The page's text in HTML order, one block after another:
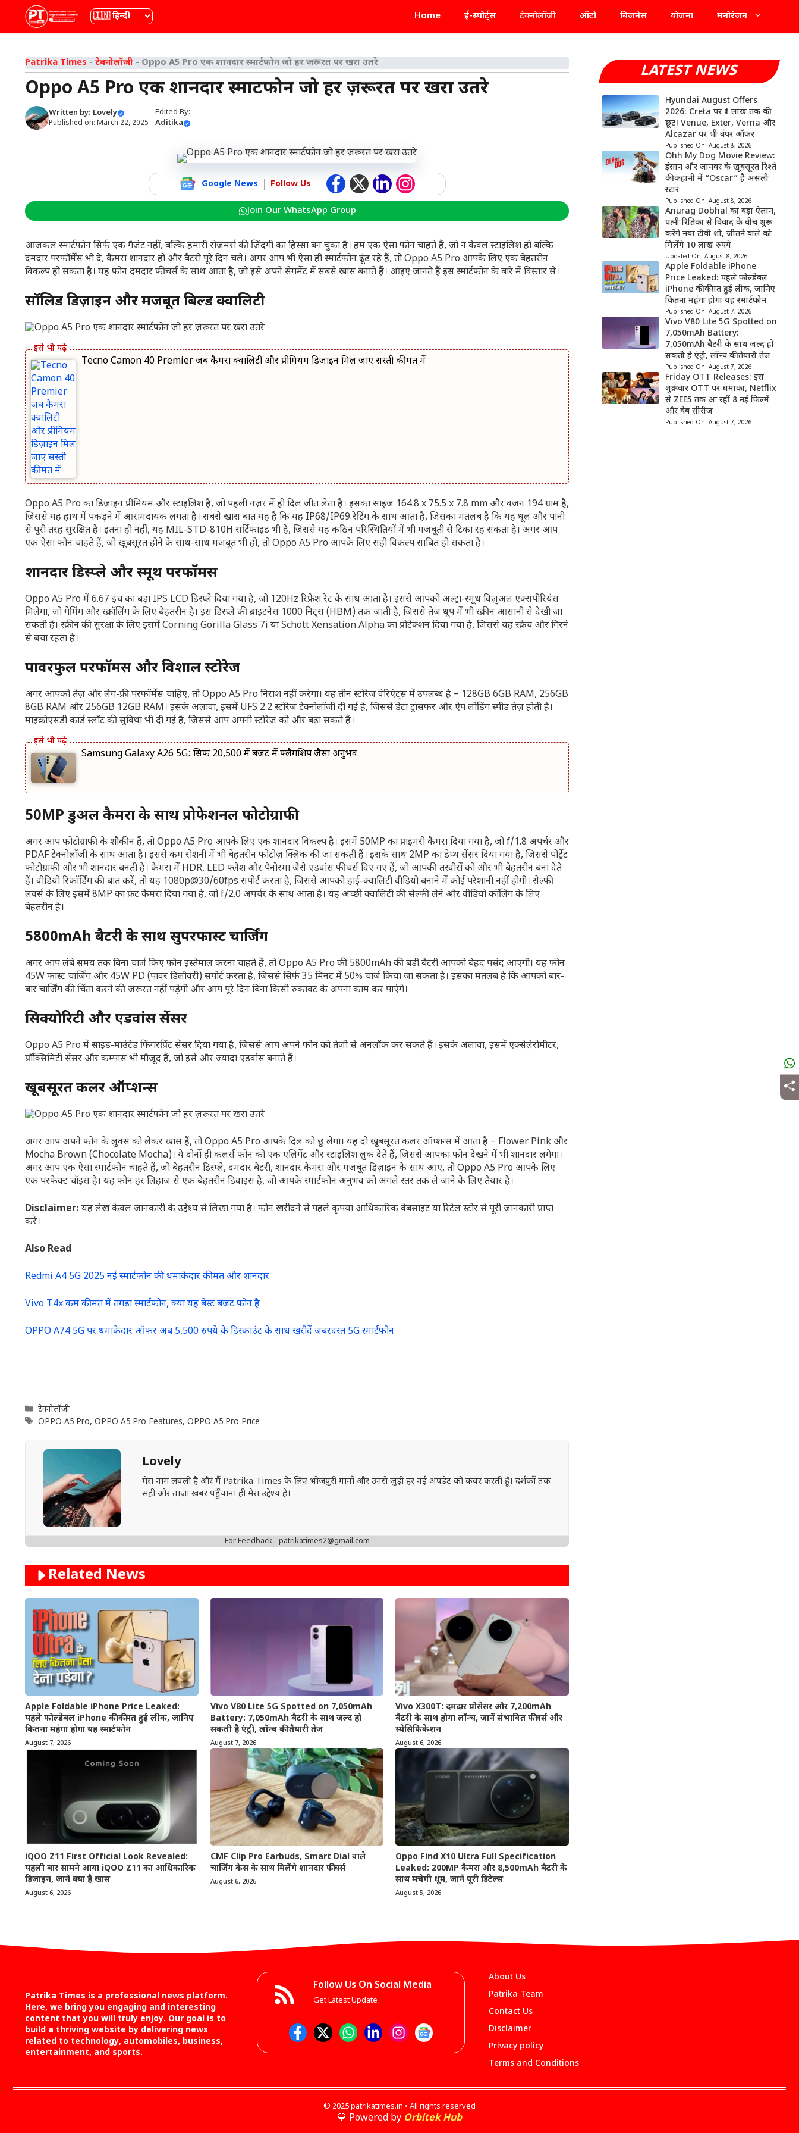
content
भाषा Home ई-स्पोर्ट्स टेक्नोलॉजी ऑटो बिजनेस योजना मनोरंजन
Patrika Times - टेक्नोलॉजी - Oppo A5 Pro एक शानदार स्मार्टफोन जो हर ज़रूरत पर खरा उतरे
Oppo A5 Pro एक शानदार स्मार्टफोन जो हर ज़रूरत पर खरा उतरे
Written by: Lovely
Published on: March 22, 2025
Edited By:
Aditika
Google News Follow Us
Join Our WhatsApp Group
आजकल स्मार्टफोन सिर्फ एक गैजेट नहीं, बल्कि हमारी रोज़मर्रा की ज़िंदगी का हिस्सा बन चुका है। हम एक ऐसा फोन चाहते हैं, जो न केवल स्टाइलिश हो बल्कि
दमदार परफॉर्मेंस भी दे, कैमरा शानदार हो और बैटरी पूरे दिन चले। अगर आप भी ऐसा ही स्मार्टफोन ढूंढ रहे हैं, तो Oppo A5 Pro आपके लिए एक बेहतरीन
विकल्प हो सकता है। यह फोन दमदार फीचर्स के साथ आता है, जो इसे अपने सेगमेंट में सबसे खास बनाते हैं। आइए जानते हैं इस स्मार्टफोन के बारे में विस्तार से।
सॉलिड डिज़ाइन और मजबूत बिल्ड क्वालिटी
Tecno Camon 40 Premier जब कैमरा क्वालिटी और प्रीमियम डिज़ाइन मिल जाए सस्ती कीमत में
Oppo A5 Pro का डिज़ाइन प्रीमियम और स्टाइलिश है, जो पहली नज़र में ही दिल जीत लेता है। इसका साइज 164.8 x 75.5 x 7.8 mm और वजन 194 ग्राम है,
जिससे यह हाथ में पकड़ने में आरामदायक लगता है। सबसे खास बात यह है कि यह IP68/IP69 रेटिंग के साथ आता है, जिसका मतलब है कि यह धूल और पानी
से पूरी तरह सुरक्षित है। इतना ही नहीं, यह MIL-STD-810H सर्टिफाइड भी है, जिससे यह कठिन परिस्थितियों में भी मजबूती से टिका रह सकता है। अगर आप
एक ऐसा फोन चाहते हैं, जो खूबसूरत होने के साथ-साथ मजबूत भी हो, तो Oppo A5 Pro आपके लिए सही विकल्प साबित हो सकता है।
शानदार डिस्प्ले और स्मूथ परफॉर्मेंस
Oppo A5 Pro में 6.67 इंच का बड़ा IPS LCD डिस्प्ले दिया गया है, जो 120Hz रिफ्रेश रेट के साथ आता है। इससे आपको अल्ट्रा-स्मूथ विज़ुअल एक्सपीरियंस
मिलेगा, जो गेमिंग और स्क्रॉलिंग के लिए बेहतरीन है। इस डिस्प्ले की ब्राइटनेस 1000 निट्स (HBM) तक जाती है, जिससे तेज़ धूप में भी स्क्रीन आसानी से देखी जा
सकती है। स्क्रीन की सुरक्षा के लिए इसमें Corning Gorilla Glass 7i या Schott Xensation Alpha का प्रोटेक्शन दिया गया है, जिससे यह स्क्रैच और गिरने
से बचा रहता है।
पावरफुल परफॉर्मेंस और विशाल स्टोरेज
अगर आपको तेज़ और लैग-फ्री परफॉर्मेंस चाहिए, तो Oppo A5 Pro निराश नहीं करेगा। यह तीन स्टोरेज वेरिएंट्स में उपलब्ध है – 128GB 6GB RAM, 256GB
8GB RAM और 256GB 12GB RAM। इसके अलावा, इसमें UFS 2.2 स्टोरेज टेक्नोलॉजी दी गई है, जिससे डेटा ट्रांसफर और ऐप लोडिंग स्पीड तेज़ होती है।
माइक्रोएसडी कार्ड स्लॉट की सुविधा भी दी गई है, जिससे आप अपनी स्टोरेज को और बढ़ा सकते हैं।
Samsung Galaxy A26 5G: सिर्फ 20,500 में बजट में फ्लैगशिप जैसा अनुभव
50MP डुअल कैमरा के साथ प्रोफेशनल फोटोग्राफी
अगर आप फोटोग्राफी के शौकीन हैं, तो Oppo A5 Pro आपके लिए एक शानदार विकल्प है। इसमें 50MP का प्राइमरी कैमरा दिया गया है, जो f/1.8 अपर्चर और
PDAF टेक्नोलॉजी के साथ आता है। इससे कम रोशनी में भी बेहतरीन फोटोज़ क्लिक की जा सकती हैं। इसके साथ 2MP का डेप्थ सेंसर दिया गया है, जिससे पोर्ट्रेट
फोटोग्राफी और भी शानदार बनती है। कैमरा में HDR, LED फ्लैश और पैनोरमा जैसे एडवांस फीचर्स दिए गए हैं, जो आपकी तस्वीरों को और भी बेहतरीन बना देते
हैं। वीडियो रिकॉर्डिंग की बात करें, तो यह 1080p@30/60fps सपोर्ट करता है, जिससे आपको हाई-क्वालिटी वीडियो बनाने में कोई परेशानी नहीं होगी। सेल्फी
लवर्स के लिए इसमें 8MP का फ्रंट कैमरा दिया गया है, जो f/2.0 अपर्चर के साथ आता है। यह अच्छी क्वालिटी की सेल्फी लेने और वीडियो कॉलिंग के लिए
बेहतरीन है।
5800mAh बैटरी के साथ सुपरफास्ट चार्जिंग
अगर आप लंबे समय तक बिना चार्ज किए फोन इस्तेमाल करना चाहते हैं, तो Oppo A5 Pro की 5800mAh की बड़ी बैटरी आपको बेहद पसंद आएगी। यह फोन
45W फास्ट चार्जिंग और 45W PD (पावर डिलीवरी) सपोर्ट करता है, जिससे सिर्फ 35 मिनट में 50% चार्ज किया जा सकता है। इसका मतलब है कि आपको बार-
बार चार्जिंग की चिंता करने की जरूरत नहीं पड़ेगी और आप पूरे दिन बिना किसी रुकावट के अपना काम कर पाएंगे।
सिक्योरिटी और एडवांस सेंसर
Oppo A5 Pro में साइड-माउंटेड फिंगरप्रिंट सेंसर दिया गया है, जिससे आप अपने फोन को तेज़ी से अनलॉक कर सकते हैं। इसके अलावा, इसमें एक्सेलेरोमीटर,
प्रॉक्सिमिटी सेंसर और कम्पास भी मौजूद हैं, जो इसे और ज्यादा एडवांस बनाते हैं।
खूबसूरत कलर ऑप्शन्स
अगर आप अपने फोन के लुक्स को लेकर खास हैं, तो Oppo A5 Pro आपके दिल को छू लेगा। यह दो खूबसूरत कलर ऑप्शन्स में आता है – Flower Pink और
Mocha Brown (Chocolate Mocha)। ये दोनों ही कलर्स फोन को एक एलिगेंट और स्टाइलिश लुक देते हैं, जिससे आपका फोन देखने में भी शानदार लगेगा।
अगर आप एक ऐसा स्मार्टफोन चाहते हैं, जो बेहतरीन डिस्प्ले, दमदार बैटरी, शानदार कैमरा और मजबूत डिज़ाइन के साथ आए, तो Oppo A5 Pro आपके लिए
एक परफेक्ट चॉइस है। यह फोन हर लिहाज से एक बेहतरीन डिवाइस है, जो आपके स्मार्टफोन अनुभव को अगले स्तर तक ले जाने के लिए तैयार है।
Disclaimer: यह लेख केवल जानकारी के उद्देश्य से लिखा गया है। फोन खरीदने से पहले कृपया आधिकारिक वेबसाइट या रिटेल स्टोर से पूरी जानकारी प्राप्त
करें।
Also Read
Redmi A4 5G 2025 नई स्मार्टफोन की धमाकेदार कीमत और शानदार
Vivo T4x कम कीमत में तगड़ा स्मार्टफोन, क्या यह बेस्ट बजट फोन है
OPPO A74 5G पर धमाकेदार ऑफर अब 5,500 रुपये के डिस्काउंट के साथ खरीदें जबरदस्त 5G स्मार्टफोन
Categories
टेक्नोलॉजी
Tags
OPPO A5 Pro, OPPO A5 Pro Features, OPPO A5 Pro Price
Lovely
मेरा नाम लवली है और मैं Patrika Times के लिए भोजपुरी गानों और उनसे जुड़ी हर नई अपडेट को कवर करती हूँ। दर्शकों तक
सही और ताज़ा खबर पहुँचाना ही मेरा उद्देश्य है।
For Feedback - patrikatimes2@gmail.com
Related News
Apple Foldable iPhone Price Leaked:
पहले फोल्डेबल iPhone की कीमत हुई लीक, जानिए
कितना महंगा होगा यह स्मार्टफोन
August 7, 2026
Vivo V80 Lite 5G Spotted on 7,050mAh
Battery: 7,050mAh बैटरी के साथ जल्द हो
सकती है एंट्री, लॉन्च की तैयारी तेज
August 7, 2026
Vivo X300T: दमदार प्रोसेसर और 7,200mAh
बैटरी के साथ होगा लॉन्च, जानें संभावित फीचर्स और
स्पेसिफिकेशन
August 6, 2026
iQOO Z11 First Official Look Revealed:
पहली बार सामने आया iQOO Z11 का आधिकारिक
डिजाइन, जानें क्या है खास
August 6, 2026
CMF Clip Pro Earbuds, Smart Dial वाले
चार्जिंग केस के साथ मिलेंगे शानदार फीचर्स
August 6, 2026
Oppo Find X10 Ultra Full Specification
Leaked: 200MP कैमरा और 8,500mAh बैटरी के
साथ मचेगी धूम, जानें पूरी डिटेल्स
August 5, 2026
LATEST NEWS
Hyundai August Offers
2026: Creta पर ₹1 लाख तक की
छूट! Venue, Exter, Verna और
Alcazar पर भी बंपर ऑफर
Published On: August 8, 2026
Ohh My Dog Movie Review:
इंसान और जानवर के खूबसूरत रिश्ते
की कहानी में “Oscar” है असली
स्टार
Published On: August 8, 2026
Anurag Dobhal का बड़ा ऐलान,
पत्नी रितिका से विवाद के बीच शुरू
करेंगे नया टीवी शो, जीतने वाले को
मिलेंगे 10 लाख रुपये
Updated On: August 8, 2026
Apple Foldable iPhone
Price Leaked: पहले फोल्डेबल
iPhone की कीमत हुई लीक, जानिए
कितना महंगा होगा यह स्मार्टफोन
Published On: August 7, 2026
Vivo V80 Lite 5G Spotted on
7,050mAh Battery:
7,050mAh बैटरी के साथ जल्द हो
सकती है एंट्री, लॉन्च की तैयारी तेज
Published On: August 7, 2026
Friday OTT Releases: इस
शुक्रवार OTT पर धमाका, Netflix
से ZEE5 तक आ रहीं 8 नई फिल्में
और वेब सीरीज
Published On: August 7, 2026
Patrika Times is a professional news platform.
Here, we bring you engaging and interesting
content that you will truly enjoy. Our goal is to
build a thriving website by delivering news
related to technology, automobiles, business,
entertainment, and sports.
Follow Us On Social Media
Get Latest Update
About Us
Patrika Team
Contact Us
Disclaimer
Privacy policy
Terms and Conditions
© 2025 patrikatimes.in • All rights reserved
💙 Powered by Orbitek Hub